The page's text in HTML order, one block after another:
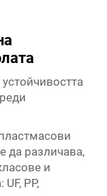
да различава,
и
PP,